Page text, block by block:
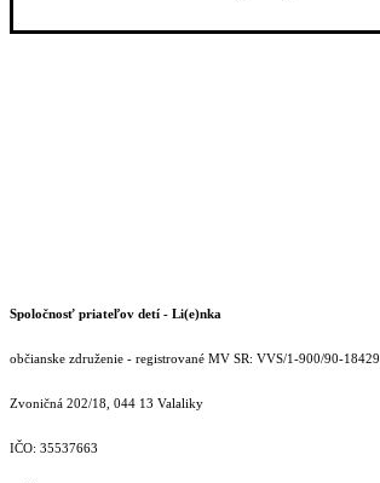
Spoločnosť priateľov detí - Li(e)nka
občianske združenie - registrované MV SR: VVS/1-900/90-18429
Zvoničná 202/18, 044 13 Valaliky
IČO: 35537663